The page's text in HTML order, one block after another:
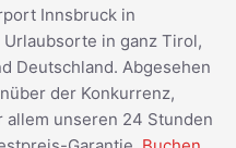
Innsbruck in
in ganz Tirol,
Deutschland. Abgesehen
der Konkurrenz,
allem unseren 24 Stunden